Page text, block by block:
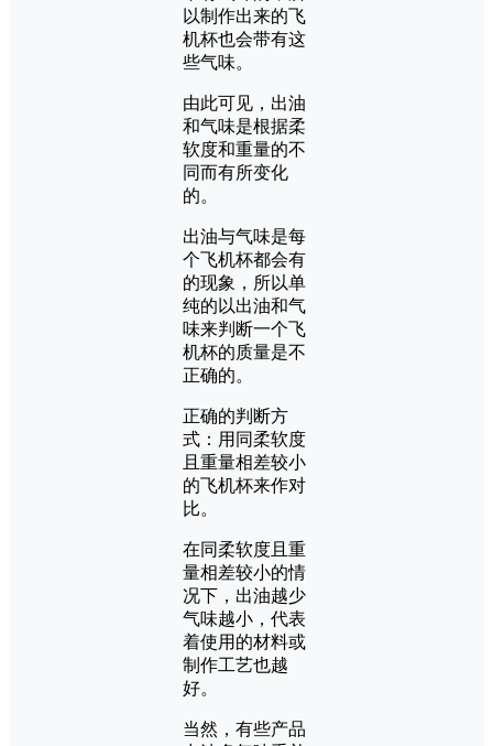
以制作出来的飞
机杯也会带有这
些气味。
由此可见，出油
和气味是根据柔
软度和重量的不
同而有所变化
的。
出油与气味是每
个飞机杯都会有
的现象，所以单
纯的以出油和气
味来判断一个飞
机杯的质量是不
正确的。
正确的判断方
式：用同柔软度
且重量相差较小
的飞机杯来作对
比。
在同柔软度且重
量相差较小的情
况下，出油越少
气味越小，代表
着使用的材料或
制作工艺也越
好。
当然，有些产品